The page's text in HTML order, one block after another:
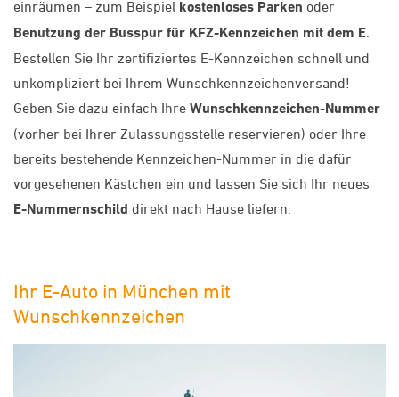
einräumen – zum Beispiel kostenloses Parken oder
Benutzung der Busspur für KFZ-Kennzeichen mit dem E
Bestellen Sie Ihr zertifiziertes E-Kennzeichen schnell und
unkompliziert bei Ihrem Wunschkennzeichenversand!
Geben Sie dazu einfach Ihre Wunschkennzeichen-Nummer
(vorher bei Ihrer Zulassungsstelle reservieren) oder Ihre
bereits bestehende Kennzeichen-Nummer in die dafür
vorgesehenen Kästchen ein und lassen Sie sich Ihr neues
E-Nummernschild direkt nach Hause liefern.
Ihr E-Auto in München mit
Wunschkennzeichen